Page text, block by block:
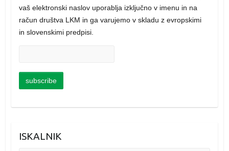
vaš elektronski naslov uporablja izključno v imenu in na
račun društva LKM in ga varujemo v skladu z evropskimi
in slovenskimi predpisi.
ISKALNIK